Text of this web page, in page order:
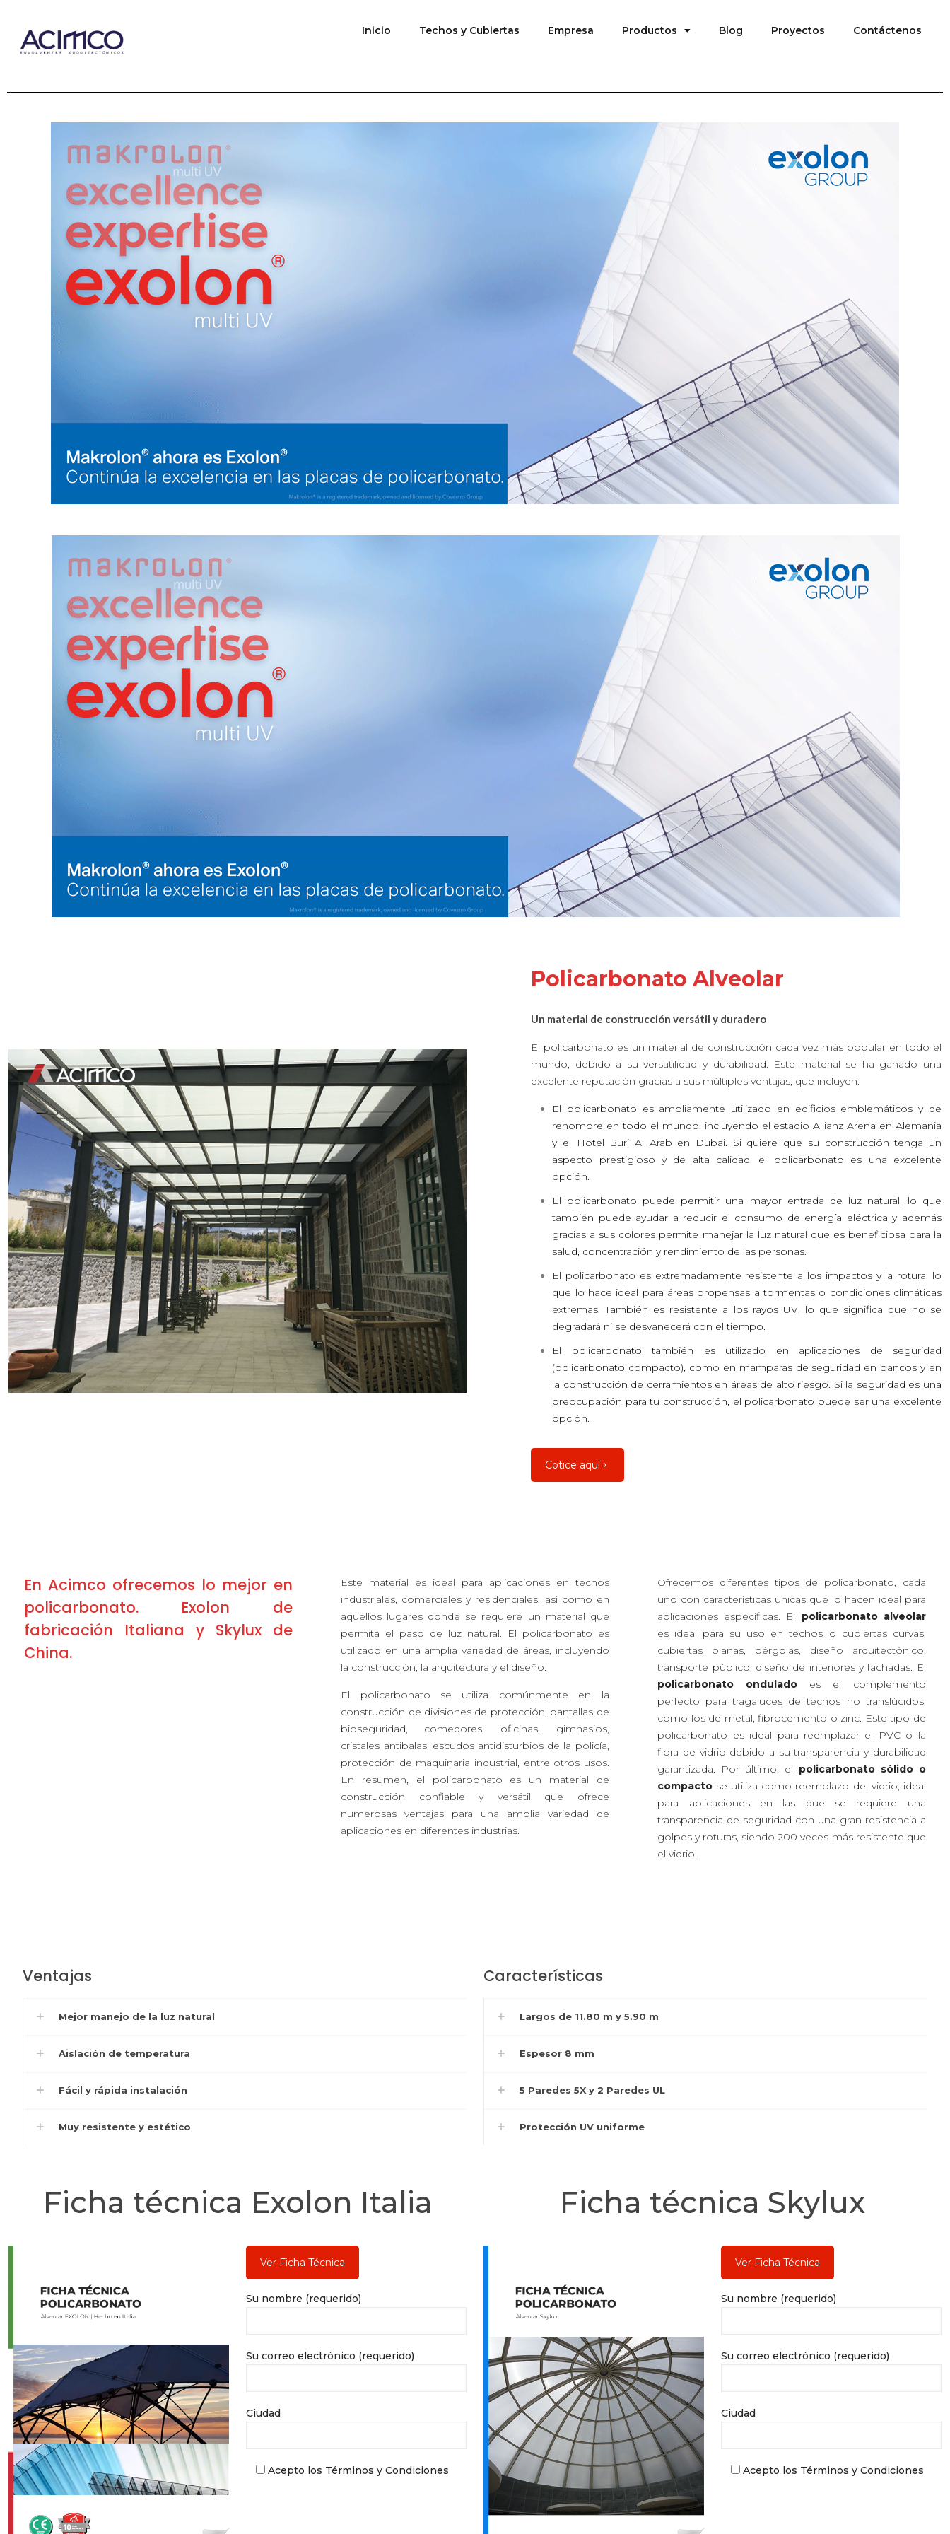
Inicio Techos y Cubiertas Empresa Productos Blog Proyectos Contáctenos
Policarbonato Alveolar
Un material de construcción versátil y duradero
El policarbonato es un material de construcción cada vez más popular en todo el
mundo, debido a su versatilidad y durabilidad. Este material se ha ganado una
excelente reputación gracias a sus múltiples ventajas, que incluyen:
El policarbonato es ampliamente utilizado en edificios emblemáticos y de
renombre en todo el mundo, incluyendo el estadio Allianz Arena en Alemania
y el Hotel Burj Al Arab en Dubai. Si quiere que su construcción tenga un
aspecto prestigioso y de alta calidad, el policarbonato es una excelente
opción.
El policarbonato puede permitir una mayor entrada de luz natural, lo que
también puede ayudar a reducir el consumo de energía eléctrica y además
gracias a sus colores permite manejar la luz natural que es beneficiosa para la
salud, concentración y rendimiento de las personas.
El policarbonato es extremadamente resistente a los impactos y la rotura, lo
que lo hace ideal para áreas propensas a tormentas o condiciones climáticas
extremas. También es resistente a los rayos UV, lo que significa que no se
degradará ni se desvanecerá con el tiempo.
El policarbonato también es utilizado en aplicaciones de seguridad
(policarbonato compacto), como en mamparas de seguridad en bancos y en
la construcción de cerramientos en áreas de alto riesgo. Si la seguridad es una
preocupación para tu construcción, el policarbonato puede ser una excelente
opción.
Cotice aquí
En Acimco ofrecemos lo mejor en
policarbonato. Exolon de
fabricación Italiana y Skylux de
China.
Este material es ideal para aplicaciones en techos
industriales, comerciales y residenciales, así como en
aquellos lugares donde se requiere un material que
permita el paso de luz natural. El policarbonato es
utilizado en una amplia variedad de áreas, incluyendo
la construcción, la arquitectura y el diseño.
El policarbonato se utiliza comúnmente en la
construcción de divisiones de protección, pantallas de
bioseguridad, comedores, oficinas, gimnasios,
cristales antibalas, escudos antidisturbios de la policía,
protección de maquinaria industrial, entre otros usos.
En resumen, el policarbonato es un material de
construcción confiable y versátil que ofrece
numerosas ventajas para una amplia variedad de
aplicaciones en diferentes industrias.
Ofrecemos diferentes tipos de policarbonato, cada
uno con características únicas que lo hacen ideal para
aplicaciones específicas. El policarbonato alveolar
es ideal para su uso en techos o cubiertas curvas,
cubiertas planas, pérgolas, diseño arquitectónico,
transporte público, diseño de interiores y fachadas. El
policarbonato ondulado es el complemento
perfecto para tragaluces de techos no translúcidos,
como los de metal, fibrocemento o zinc. Este tipo de
policarbonato es ideal para reemplazar el PVC o la
fibra de vidrio debido a su transparencia y durabilidad
garantizada. Por último, el policarbonato sólido o
compacto se utiliza como reemplazo del vidrio, ideal
para aplicaciones en las que se requiere una
transparencia de seguridad con una gran resistencia a
golpes y roturas, siendo 200 veces más resistente que
el vidrio.
Ventajas
Mejor manejo de la luz natural
Aislación de temperatura
Fácil y rápida instalación
Muy resistente y estético
Características
Largos de 11.80 m y 5.90 m
Espesor 8 mm
5 Paredes 5X y 2 Paredes UL
Protección UV uniforme
Ficha técnica Exolon Italia
Su nombre (requerido)
Su correo electrónico (requerido)
Ciudad
Acepto los Términos y Condiciones
Ficha técnica Skylux
Su nombre (requerido)
Su correo electrónico (requerido)
Ciudad
Acepto los Términos y Condiciones